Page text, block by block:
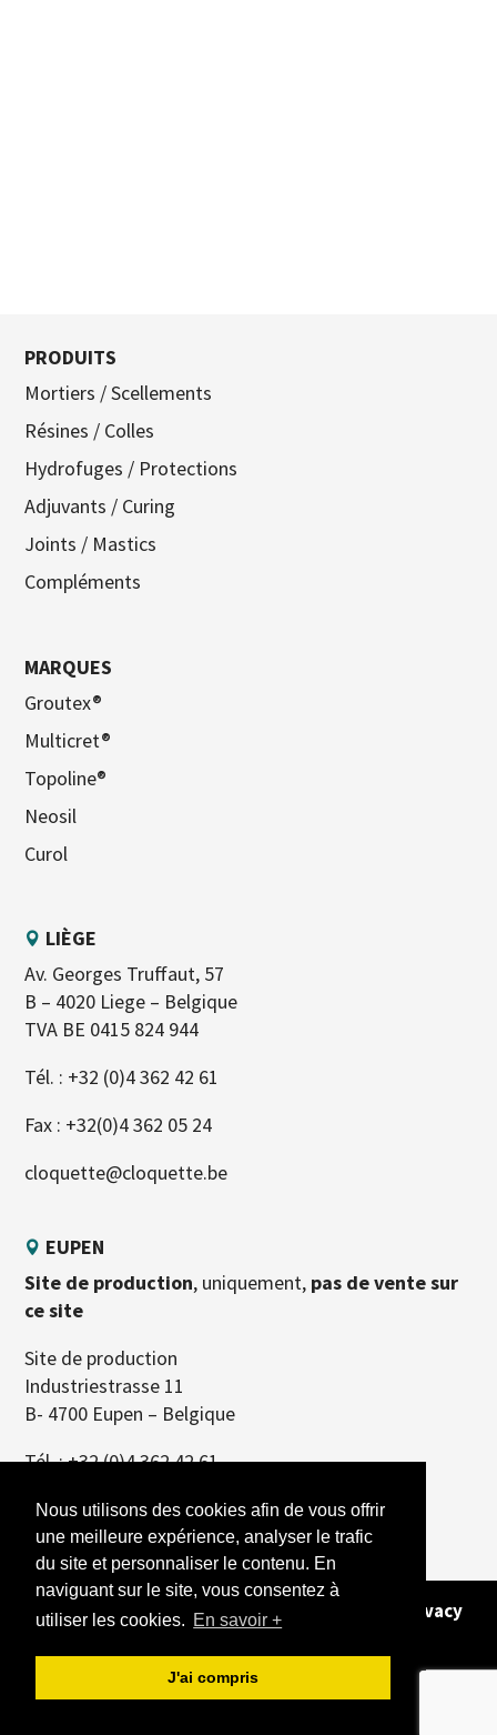
Nous utilisons des cookies afin de vous offrir
une meilleure expérience, analyser le trafic
du site et personnaliser le contenu. En
naviguant sur le site, vous consentez à
utiliser les cookies. En savoir +
J'ai compris
PRODUITS
Mortiers / Scellements
Résines / Colles
Hydrofuges / Protections
Adjuvants / Curing
Joints / Mastics
Compléments
MARQUES
Groutex®
Multicret®
Topoline®
Neosil
Curol
LIÈGE
Av. Georges Truffaut, 57
B – 4020 Liege – Belgique
TVA BE 0415 824 944
Tél. : +32 (0)4 362 42 61
Fax : +32(0)4 362 05 24
cloquette@cloquette.be
EUPEN
Site de production, uniquement, pas de vente sur
ce site
Site de production
Industriestrasse 11
B- 4700 Eupen – Belgique
Tél. :+32 (0)4 362 42 61
Copyright 2026 - Alle rechten voorbehouden -
Privacy
Nederlands(Néerlandais) Français